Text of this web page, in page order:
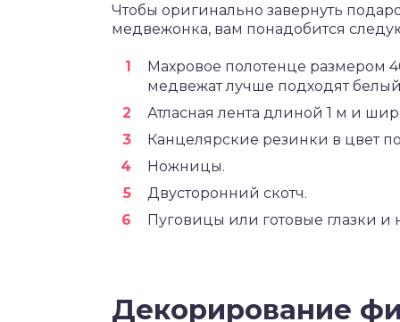
Чтобы оригинально завернуть
медвежонка, вам понадобится
Махровое полотенце размером
медвежат лучше подходят
Атласная лента длиной 1 м и
Канцелярские резинки в цвет
Ножницы.
Двусторонний скотч.
Пуговицы или готовые глазки и
Декорирование